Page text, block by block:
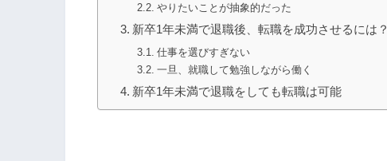
やりたいことが抽象的だった
新卒1年未満で退職後、転職を成功させるには？
仕事を選びすぎない
一旦、就職して勉強しながら働く
新卒1年未満で退職をしても転職は可能